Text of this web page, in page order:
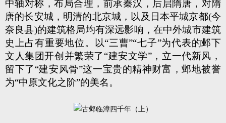
中轴对称，布局合理，前承秦汉，后启隋唐，对隋
唐的长安城，明清的北京城，以及日本平城京都(今
奈良县)的建筑格局均有深远影响，在中外城市建筑
史上占有重要地位。以“三曹”“七子”为代表的邺下
文人集团开创并繁荣了“建安文学”，立一代新风，
留下了“建安风骨”这一宝贵的精神财富，邺地被誉
为“中原文化之阶”的美名。